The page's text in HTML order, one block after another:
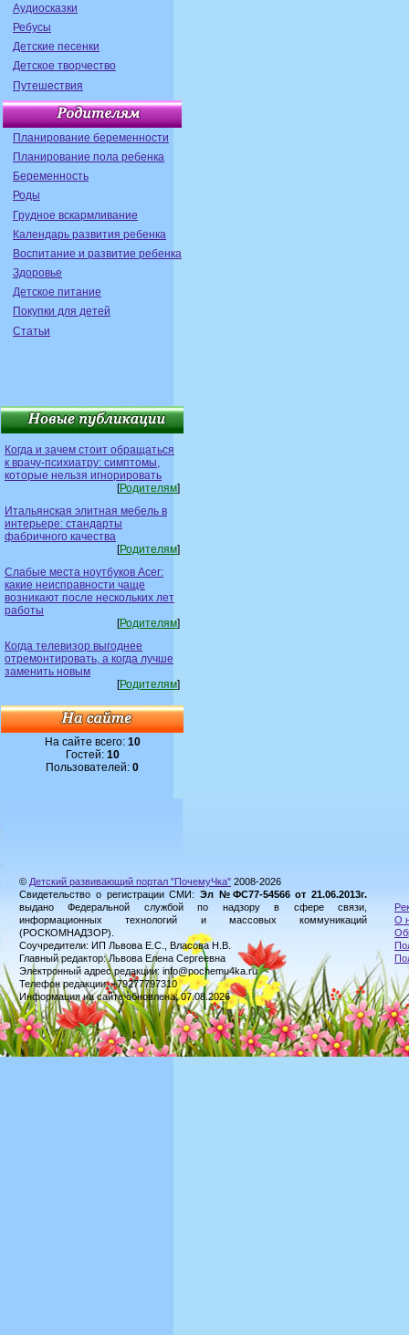
Аудиосказки
Ребусы
Детские песенки
Детское творчество
Путешествия
Планирование беременности
Планирование пола ребенка
Беременность
Роды
Грудное вскармливание
Календарь развития ребенка
Воспитание и развитие ребенка
Здоровье
Детское питание
Покупки для детей
Статьи
Когда и зачем стоит обращаться
к врачу-психиатру: симптомы,
которые нельзя игнорировать
[Родителям]
Итальянская элитная мебель в
интерьере: стандарты
фабричного качества
[Родителям]
Слабые места ноутбуков Acer:
какие неисправности чаще
возникают после нескольких лет
работы
[Родителям]
Когда телевизор выгоднее
отремонтировать, а когда лучше
заменить новым
[Родителям]
На сайте всего: 10
Гостей: 10
Пользователей: 0
© Детский развивающий портал "ПочемуЧка" 2008-2026
Свидетельство о регистрации СМИ: Эл №ФС77-54566 от 21.06.2013г.
выдано Федеральной службой по надзору в сфере связи,
информационных технологий и массовых коммуникаций
(РОСКОМНАДЗОР).
Соучредители: ИП Львова Е.С., Власова Н.В.
Главный редактор: Львова Елена Сергеевна
Электронный адрес редакции: info@pochemu4ka.ru
Телефон редакции: +79277797310
Информация на сайте обновлена: 07.08.2026
О